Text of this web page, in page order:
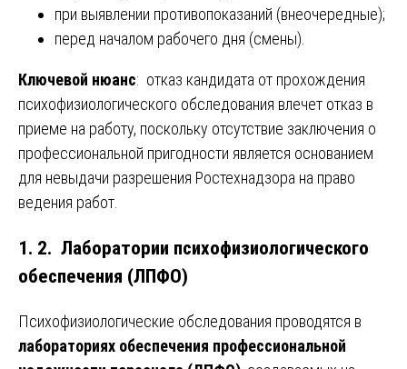
при выявлении противопоказаний (внеочередные);
перед началом рабочего дня (смены).
Ключевой нюанс: отказ кандидата от прохождения
психофизиологического обследования влечет отказ в
приеме на работу, поскольку отсутствие заключения о
профессиональной пригодности является основанием
для невыдачи разрешения Ростехнадзора на право
ведения работ.
1. 2. Лаборатории психофизиологического
обеспечения (ЛПФО)
Психофизиологические обследования проводятся в
лабораториях обеспечения профессиональной